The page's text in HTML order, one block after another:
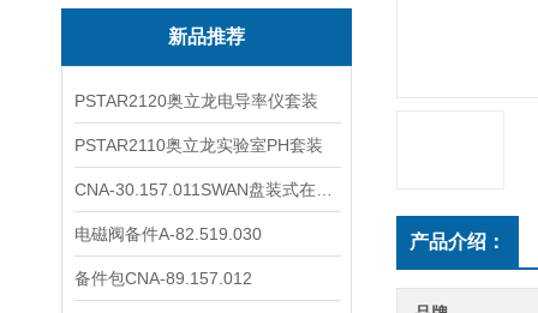
新品推荐
PSTAR2120奥立龙电导率仪套装
PSTAR2110奥立龙实验室PH套装
电磁阀备件A-82.519.030
备件包CNA-89.157.012
产品介绍：